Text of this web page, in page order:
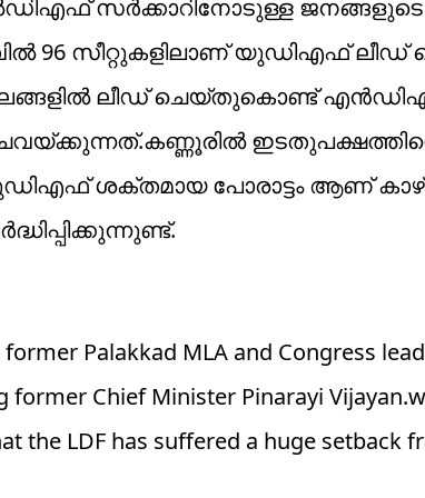
സർക്കാറിനോടുള്ള ജനങ്ങളുടെ
96 സീറ്റുകളിലാണ് യുഡിഎഫ്
ലീഡ് ചെയ്തുകൊണ്ട്
യുഡിഎഫ് ശക്തമായ പോരാട്ടം ആണ്
Palakkad MLA and Congress
Chief Minister Pinarayi
the LDF has suffered a huge setback